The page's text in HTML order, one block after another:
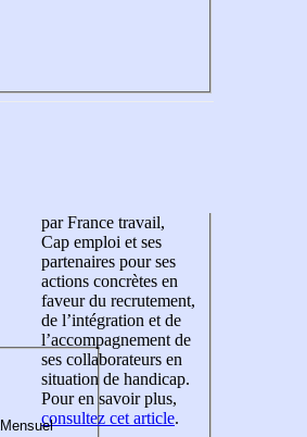
par France travail,
Cap emploi et ses
partenaires pour ses
actions concrètes en
faveur du recrutement,
de l’intégration et de
l’accompagnement de
ses collaborateurs en
situation de handicap.
Pour en savoir plus,
consultez cet article.